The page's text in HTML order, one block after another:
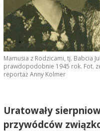
Mamusia z Rodzicami, tj. Babcia
prawdopodobnie 1945 rok. Fot.
reportaż Anny Kolmer
Uratowały
przywódców